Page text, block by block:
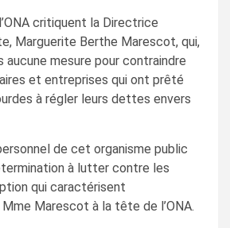
critiquent la Directrice
Marguerite Berthe Marescot, qui,
aucune mesure pour contraindre
et entreprises qui ont prêté
à régler leurs dettes envers
de cet organisme public
à lutter contre les
qui caractérisent
Marescot à la tête de l’ONA.